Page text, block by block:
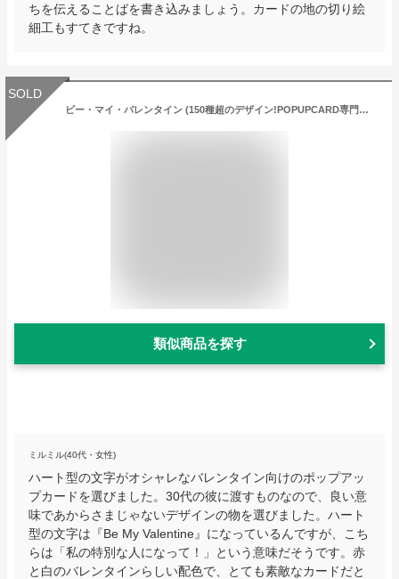
ちを伝えることばを書き込みましょう。カードの地の切り絵
細工もすてきですね。
SOLD
ビー・マイ・バレンタイン (150種超のデザイン!POPUPCARD専門店 ・ポップアップカード屋さん）【誕生日】【バレンタイン】【父の日】【母】【グリーティング】【プレゼント】【ギフト】【入学】【卒業】【出産】【結婚祝い】【敬老】
類似商品を探す
ミルミル(40代・女性)
ハート型の文字がオシャレなバレンタイン向けのポップアッ
プカードを選びました。30代の彼に渡すものなので、良い意
味であからさまじゃないデザインの物を選びました。ハート
型の文字は『Be My Valentine』になっているんですが、こち
らは「私の特別な人になって！」という意味だそうです。赤
と白のバレンタインらしい配色で、とても素敵なカードだと